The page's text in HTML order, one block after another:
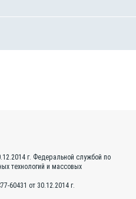
г. Федеральной службой по
технологий и массовых
60431 от 30.12.2014 г.